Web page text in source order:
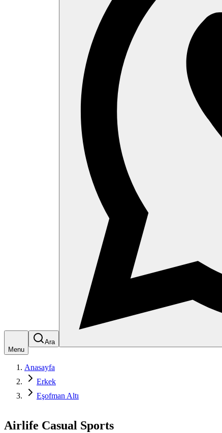
Menu
Ara
Anasayfa
Erkek
Eşofman Altı
Airlife Casual Sports